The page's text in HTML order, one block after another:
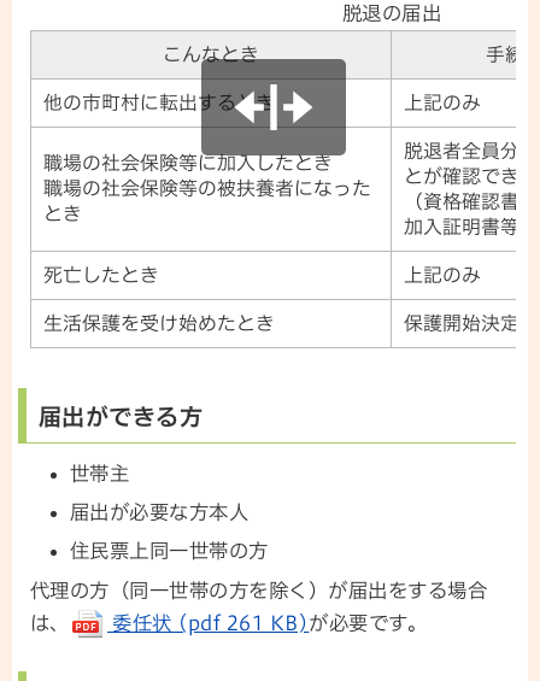
脱退の届出
こんなとき 手続
他の市町村に転出するとき 上記のみ
職場の社会保険等に加入したとき
職場の社会保険等の被扶養者になった
とき
脱退者全員分
とが確認でき
（資格確認書
加入証明書等）
死亡したとき 上記のみ
生活保護を受け始めたとき 保護開始決定
届出ができる方
世帯主
届出が必要な方本人
住民票上同一世帯の方
代理の方（同一世帯の方を除く）が届出をする場合
は、
委任状 (pdf 261 KB) が必要です。